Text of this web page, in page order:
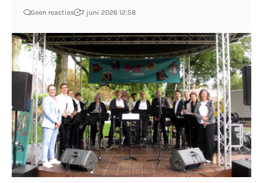
Geen reacties 7 juni 2026 12:58